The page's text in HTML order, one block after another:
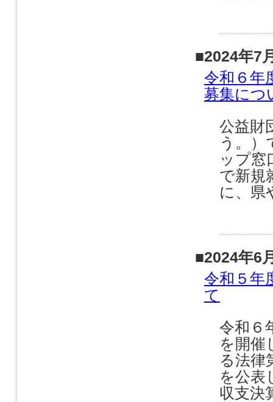
■2024年7
令和６年
募集につ
公益財
う。）
ップ窓
で新規
に、県
■2024年6
令和５年
て
令和６
を開催
る法律
を公表
収支決